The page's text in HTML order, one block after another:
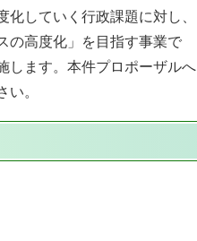
していく行政課題に対し、
の高度化」を目指す事業で
します。本件プロポーザルへ
。